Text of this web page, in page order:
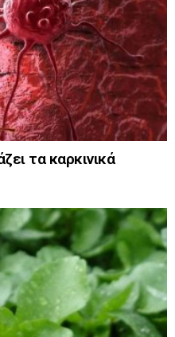
τα καρκινικά